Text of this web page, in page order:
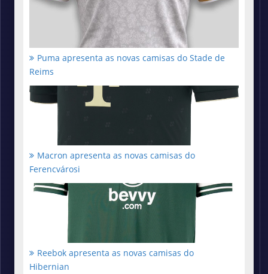
Puma apresenta as novas camisas do Stade de
Reims
Macron apresenta as novas camisas do
Ferencvárosi
Reebok apresenta as novas camisas do
Hibernian